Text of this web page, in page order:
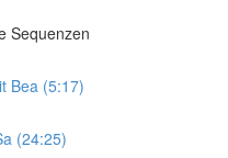
Sequenzen
Bea (5:17)
(24:25)